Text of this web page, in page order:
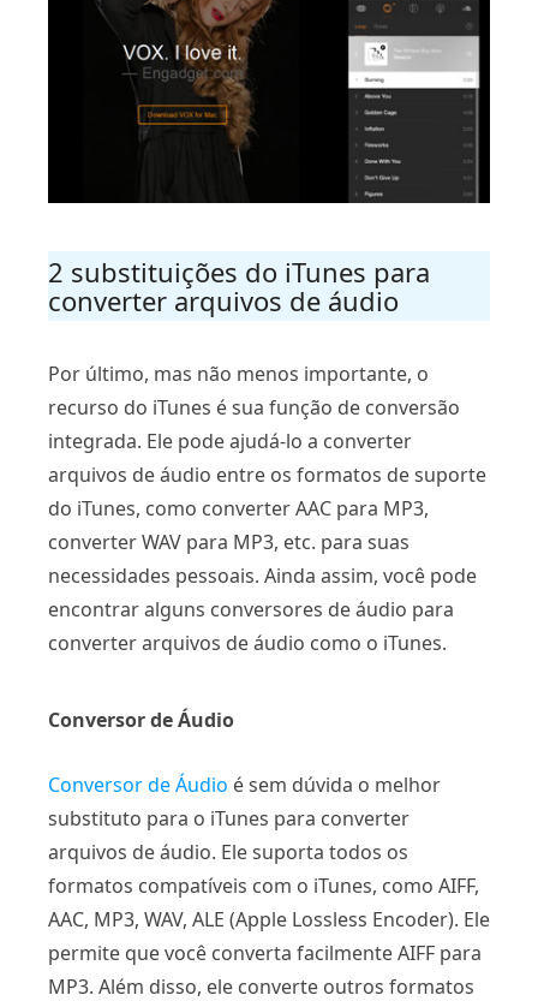
2 substituições do iTunes para
converter arquivos de áudio
Por último, mas não menos importante, o
recurso do iTunes é sua função de conversão
integrada. Ele pode ajudá-lo a converter
arquivos de áudio entre os formatos de suporte
do iTunes, como converter AAC para MP3,
converter WAV para MP3, etc. para suas
necessidades pessoais. Ainda assim, você pode
encontrar alguns conversores de áudio para
converter arquivos de áudio como o iTunes.
Conversor de Áudio
Conversor de Áudio é sem dúvida o melhor
substituto para o iTunes para converter
arquivos de áudio. Ele suporta todos os
formatos compatíveis com o iTunes, como AIFF,
AAC, MP3, WAV, ALE (Apple Lossless Encoder). Ele
permite que você converta facilmente AIFF para
MP3. Além disso, ele converte outros formatos